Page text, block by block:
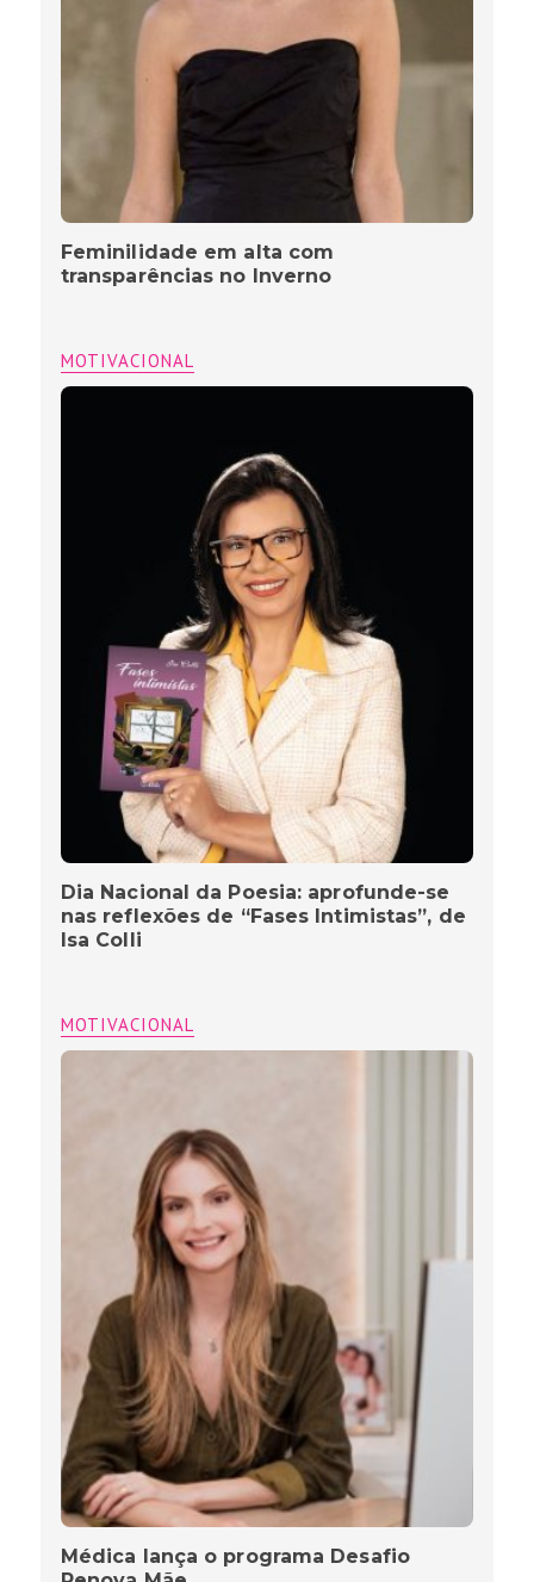
Feminilidade em alta com
transparências no Inverno
MOTIVACIONAL
Dia Nacional da Poesia: aprofunde-se
nas reflexões de “Fases Intimistas”, de
Isa Colli
MOTIVACIONAL
Médica lança o programa Desafio